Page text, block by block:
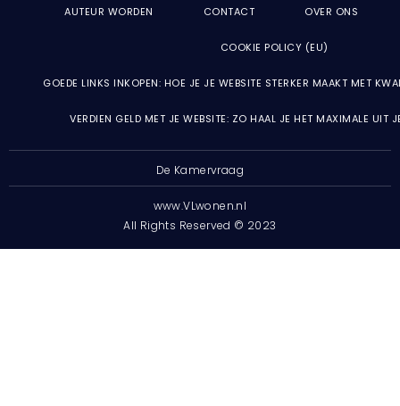
AUTEUR WORDEN CONTACT OVER ONS
COOKIE POLICY (EU)
GOEDE LINKS INKOPEN: HOE JE JE WEBSITE STERKER MAAKT MET
VERDIEN GELD MET JE WEBSITE: ZO HAAL JE HET MAXIMALE UIT
De Kamervraag
www.VLwonen.nl
All Rights Reserved © 2023